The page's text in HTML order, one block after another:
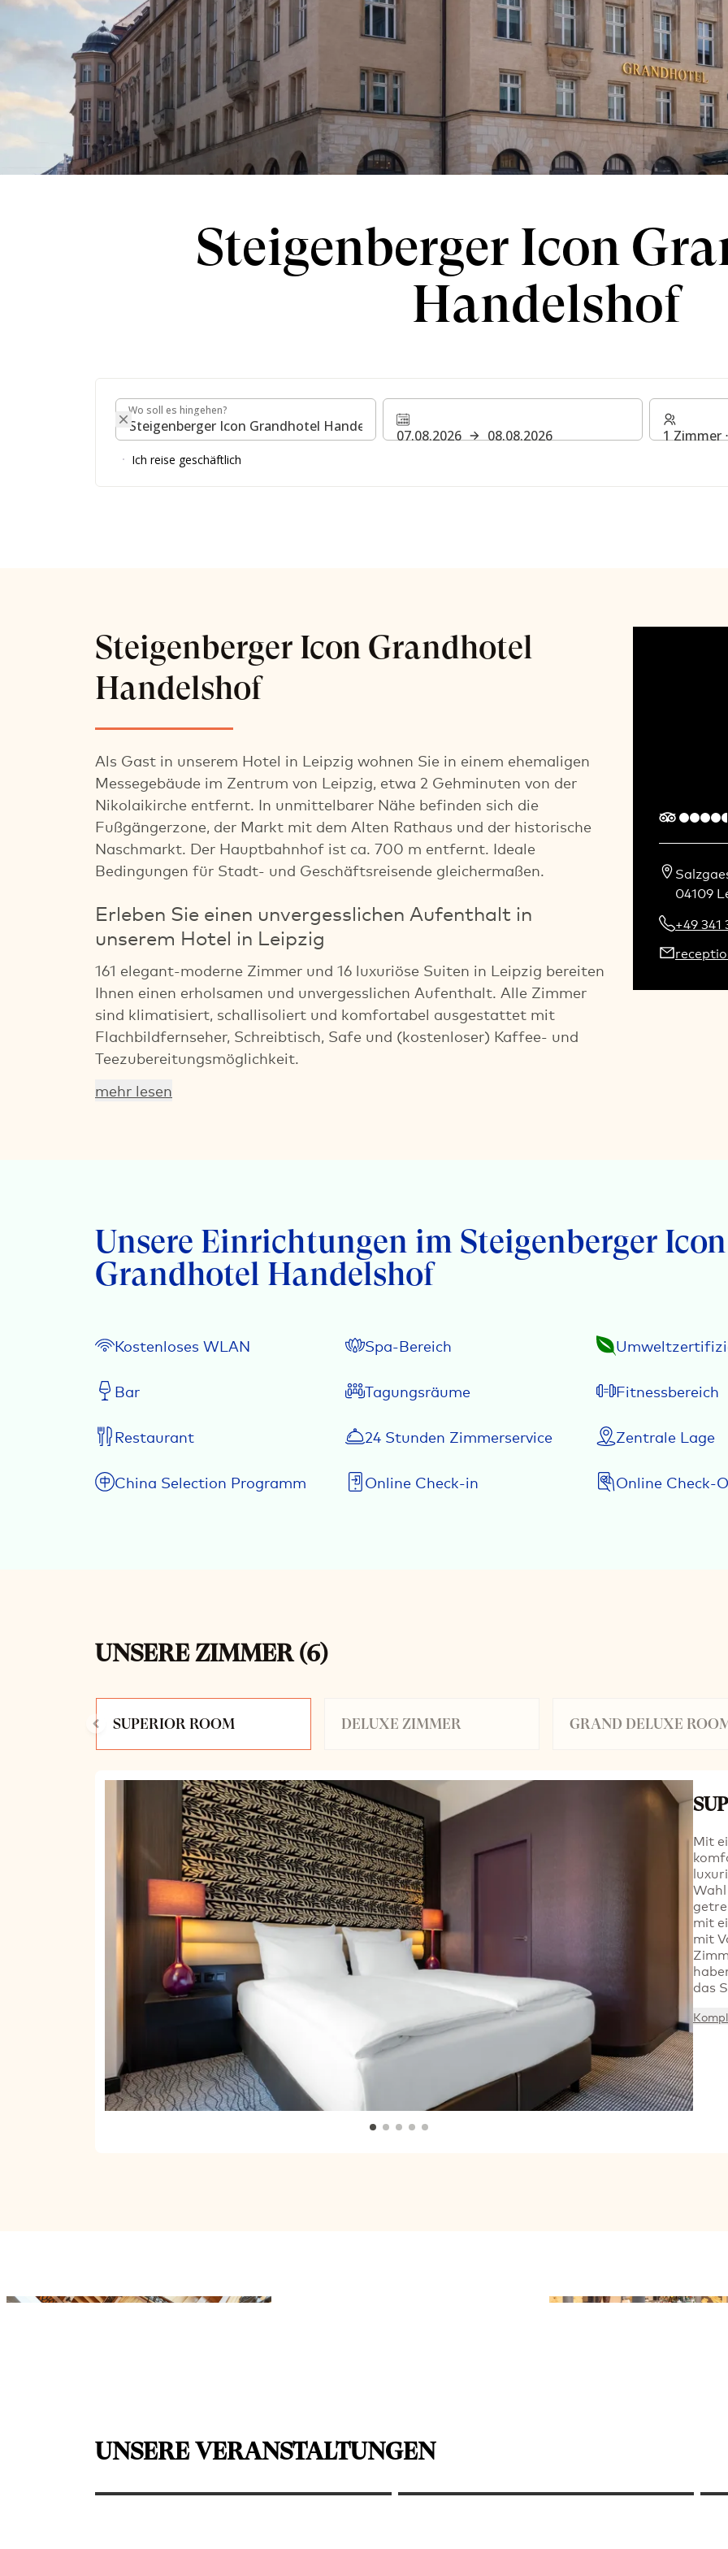
Steigenberger Icon
Handelshof
Wo soll es hingehen?
Wo soll es hingehen?
07.08.2026 08.08.2026 1 Zimmer
Ich reise geschäftlich
Steigenberger Icon Grandhotel
Handelshof
Als Gast in unserem Hotel in Leipzig wohnen Sie in einem ehemaligen
Messegebäude im Zentrum von Leipzig, etwa 2 Gehminuten von der
Nikolaikirche entfernt. In unmittelbarer Nähe befinden sich die
Fußgängerzone, der Markt mit dem Alten Rathaus und der historische
Naschmarkt. Der Hauptbahnhof ist ca. 700 m entfernt. Ideale
Bedingungen für Stadt- und Geschäftsreisende gleichermaßen.
Erleben Sie einen unvergesslichen Aufenthalt in
unserem Hotel in Leipzig
161 elegant-moderne Zimmer und 16 luxuriöse Suiten in Leipzig bereiten
Ihnen einen erholsamen und unvergesslichen Aufenthalt. Alle Zimmer
sind klimatisiert, schallisoliert und komfortabel ausgestattet mit
Flachbildfernseher, Schreibtisch, Safe und (kostenloser) Kaffee- und
Teezubereitungsmöglichkeit.
mehr lesen
04109
+49
Unsere Einrichtungen im Steigenberger Icon
Grandhotel Handelshof
Kostenloses WLAN Spa-Bereich
Bar Tagungsräume Fitnessbereich
Restaurant 24 Stunden Zimmerservice Zentrale Lage
China Selection Programm Online Check-in Online Check-
UNSERE ZIMMER(6)
SUPERIOR ROOM DELUXE ZIMMER GRAND DELUXE
Mit
mit
mit
das
UNSERE VERANSTALTUNGENSommer auf der Terrasse am